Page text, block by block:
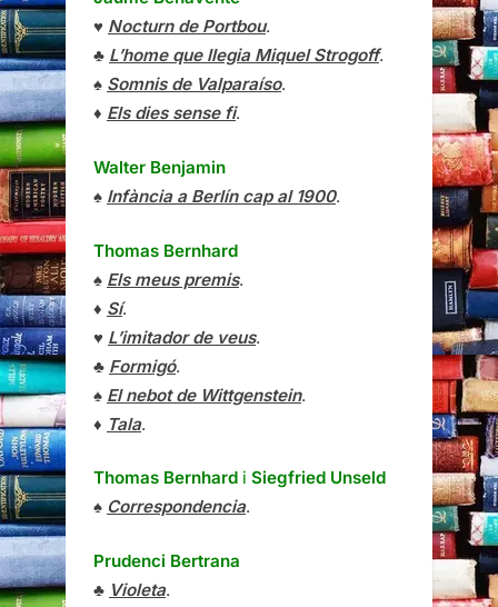
♥ Nocturn de Portbou.
♣ L’home que llegia Miquel Strogoff.
♠ Somnis de Valparaíso.
♦ Els dies sense fi.
Walter Benjamin
♠ Infància a Berlín cap al 1900.
Thomas Bernhard
♠ Els meus premis.
♦ Sí.
♥ L’imitador de veus.
♣ Formigó.
♠ El nebot de Wittgenstein.
♦ Tala.
Thomas Bernhard i Siegfried Unseld
♠ Correspondencia.
Prudenci Bertrana
♣ Violeta.